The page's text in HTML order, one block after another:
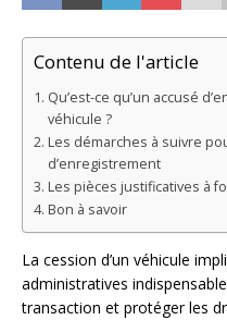
Contenu de l'article
Qu’est-ce qu’un accusé
véhicule ?
Les démarches à suivre
d’enregistrement
Les pièces justificatives à
Bon à savoir
La cession d’un véhicule
administratives
transaction et protéger les